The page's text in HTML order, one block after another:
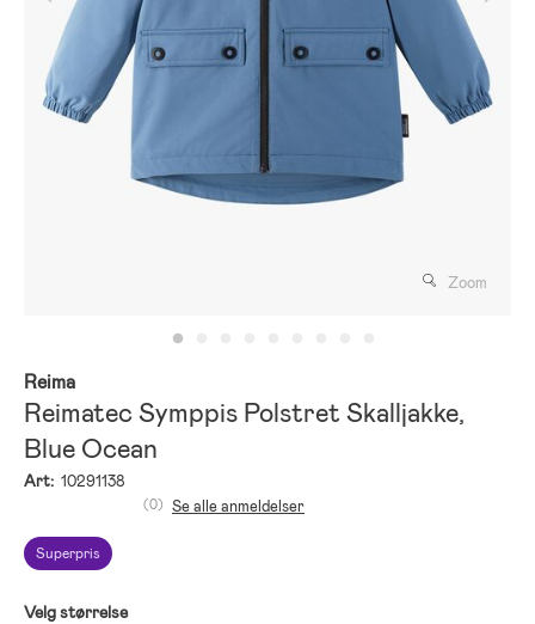
Zoom
Reima
Reimatec Symppis Polstret Skalljakke,
Blue Ocean
Art: 10291138
Superpris
(0) Se alle anmeldelser
Velg størrelse